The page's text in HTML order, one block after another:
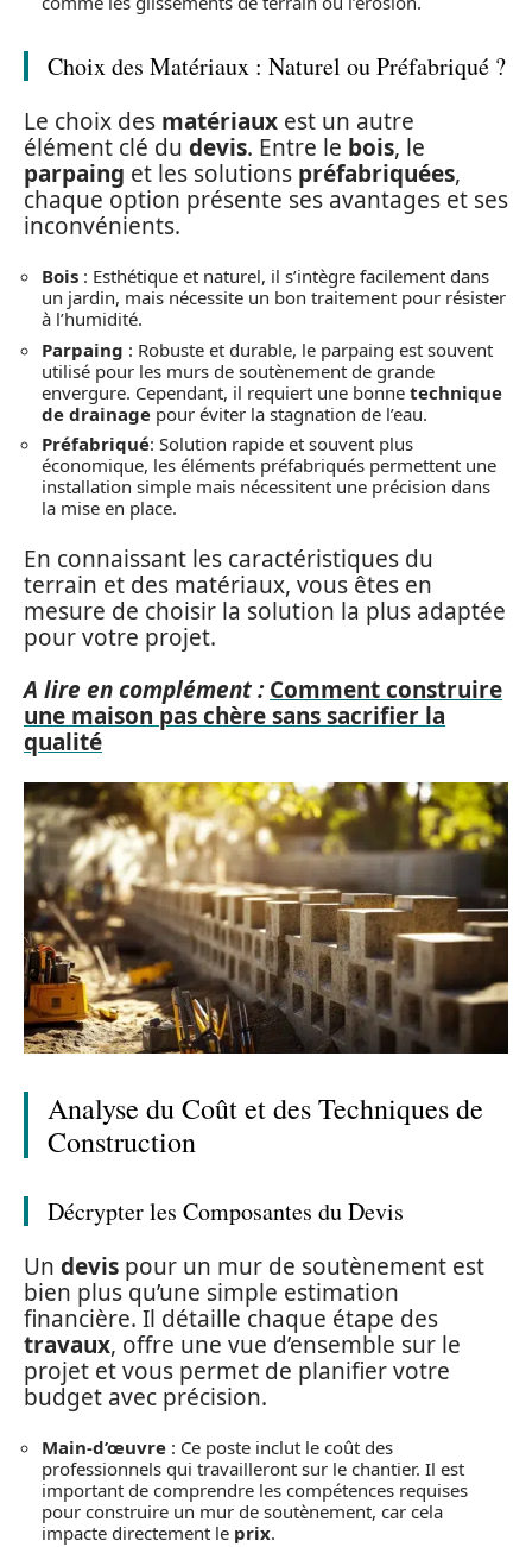
Choix des Matériaux : Naturel ou Préfabriqué ?
Le choix des matériaux est un autre
élément clé du devis. Entre le bois, le
parpaing et les solutions préfabriquées,
chaque option présente ses avantages et ses
inconvénients.
Bois : Esthétique et naturel, il s’intègre facilement dans
un jardin, mais nécessite un bon traitement pour résister
à l’humidité.
Parpaing : Robuste et durable, le parpaing est souvent
utilisé pour les murs de soutènement de grande
envergure. Cependant, il requiert une bonne technique
de drainage pour éviter la stagnation de l’eau.
Préfabriqué: Solution rapide et souvent plus
économique, les éléments préfabriqués permettent une
installation simple mais nécessitent une précision dans
la mise en place.
En connaissant les caractéristiques du
terrain et des matériaux, vous êtes en
mesure de choisir la solution la plus adaptée
pour votre projet.
A lire en complément : Comment construire
une maison pas chère sans sacrifier la
qualité
Analyse du Coût et des Techniques de
Construction
Décrypter les Composantes du Devis
Un devis pour un mur de soutènement est
bien plus qu’une simple estimation
financière. Il détaille chaque étape des
travaux, offre une vue d’ensemble sur le
projet et vous permet de planifier votre
budget avec précision.
Main-d’œuvre : Ce poste inclut le coût des
professionnels qui travailleront sur le chantier. Il est
important de comprendre les compétences requises
pour construire un mur de soutènement, car cela
impacte directement le prix.